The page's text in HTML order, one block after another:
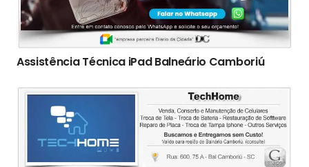
Assistência Técnica iPad Balneário Camboriú